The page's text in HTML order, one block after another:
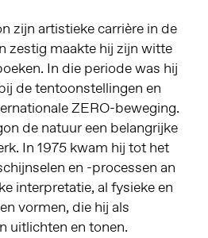
zijn artistieke carrière in de
zestig maakte hij zijn witte
In die periode was hij
de tentoonstellingen en
ZERO-beweging.
de natuur een belangrijke
In 1975 kwam hij tot het
en -processen an
interpretatie, al fysieke en
vormen, die hij als
uitlichten en tonen.